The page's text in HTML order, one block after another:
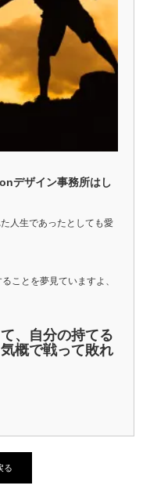
デザイン事務所はし
人生であったとしても愛
ことを夢見ていますよ、
、自分の持てる
概で戦って敗れ
る